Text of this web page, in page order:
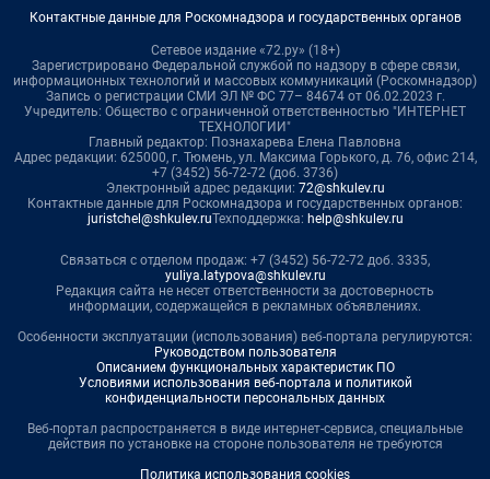
Контактные данные для Роскомнадзора и государственных органов
Сетевое издание «72.ру» (18+)
Зарегистрировано Федеральной службой по надзору в сфере связи,
информационных технологий и массовых коммуникаций (Роскомнадзор)
Запись о регистрации СМИ ЭЛ № ФС 77– 84674 от 06.02.2023 г.
Учредитель: Общество с ограниченной ответственностью "ИНТЕРНЕТ
ТЕХНОЛОГИИ"
Главный редактор: Познахарева Елена Павловна
Адрес редакции: 625000, г. Тюмень, ул. Максима Горького, д. 76, офис 214,
+7 (3452) 56-72-72 (доб. 3736)
Электронный адрес редакции: 72@shkulev.ru
Контактные данные для Роскомнадзора и государственных органов:
juristchel@shkulev.ruТехподдержка: help@shkulev.ru
Связаться с отделом продаж: +7 (3452) 56-72-72 доб. 3335,
yuliya.latypova@shkulev.ru
Редакция сайта не несет ответственности за достоверность
информации, содержащейся в рекламных объявлениях.
Особенности эксплуатации (использования) веб-портала регулируются:
Руководством пользователя
Описанием функциональных характеристик ПО
Условиями использования веб-портала и политикой
конфиденциальности персональных данных
Веб-портал распространяется в виде интернет-сервиса, специальные
действия по установке на стороне пользователя не требуются
Политика использования cookies